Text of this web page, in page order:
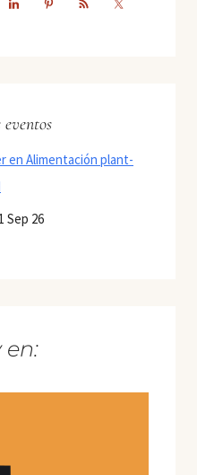
en Alimentación plant-
1 Sep 26
en: